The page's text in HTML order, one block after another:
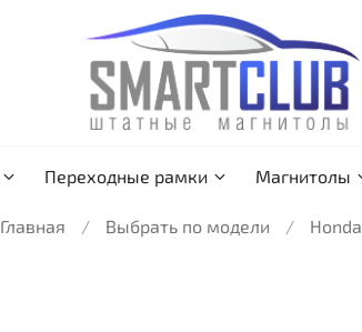
Переходные рамки Магнитолы
Главная Выбрать по модели Honda